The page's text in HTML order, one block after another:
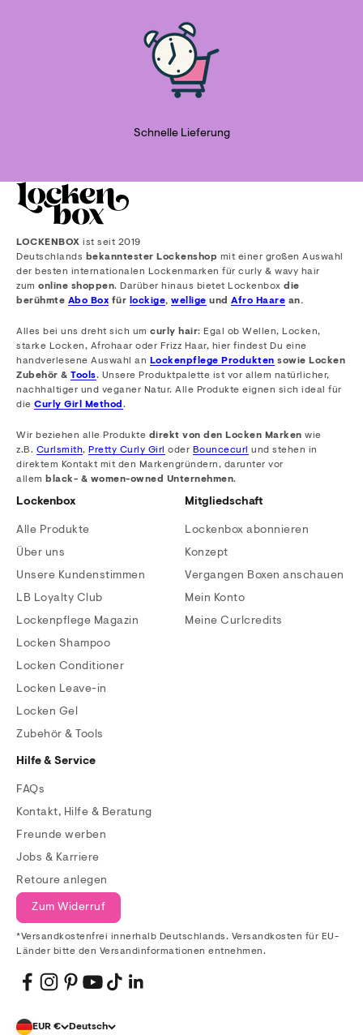
Schnelle Lieferung
LOCKENBOX ist seit 2019
Deutschlands bekanntester Lockenshop mit einer großen Auswahl
der besten internationalen Lockenmarken für curly & wavy hair
zum online shoppen. Darüber hinaus bietet Lockenbox die
berühmte Abo Box für lockige, wellige und Afro Haare an.
Alles bei uns dreht sich um curly hair: Egal ob Wellen, Locken,
starke Locken, Afrohaar oder Frizz Haar, hier findest Du eine
handverlesene Auswahl an Lockenpflege Produkten sowie Locken
Zubehör & Tools. Unsere Produktpalette ist vor allem natürlicher,
nachhaltiger und veganer Natur. Alle Produkte eignen sich ideal für
die Curly Girl Method .
Wir beziehen alle Produkte direkt von den Locken Marken wie
z.B. Curlsmith, Pretty Curly Girl oder Bouncecurl und stehen in
direktem Kontakt mit den Markengründern, darunter vor
allem black- & women-owned Unternehmen.
Lockenbox
Alle Produkte
Über uns
Unsere Kundenstimmen
LB Loyalty Club
Lockenpflege Magazin
Locken Shampoo
Locken Conditioner
Locken Leave-in
Locken Gel
Zubehör & Tools
Mitgliedschaft
Lockenbox abonnieren
Konzept
Vergangen Boxen anschauen
Mein Konto
Meine Curlcredits
Hilfe & Service
FAQs
Kontakt, Hilfe & Beratung
Freunde werben
Jobs & Karriere
Retoure anlegen
Zum Widerruf
*Versandkostenfrei innerhalb Deutschlands. Versandkosten für EU-
Länder bitte den Versandinformationen entnehmen.
EUR € Deutsch